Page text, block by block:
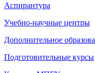
Аспирантура
Учебно-научные центры
Дополнительное
Подготовительные курсы